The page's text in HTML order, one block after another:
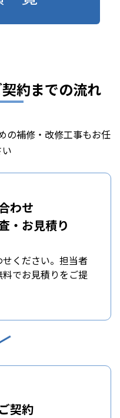
約までの流れ
の補修・改修工事もお任
わせ
・お見積り
ください。担当者
でお見積りをご提
ご契約